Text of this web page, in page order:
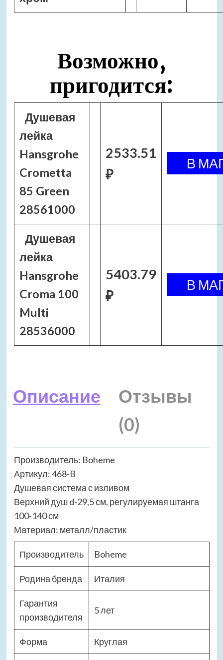
Возможно,
пригодится:
Душевая
лейка
Hansgrohe
Crometta
85 Green
28561000
2533.51
₽
Душевая
лейка
Hansgrohe
Croma 100
Multi
28536000
5403.79
₽
Описание
Отзывы
(0)
Производитель: Boheme
Артикул: 468-B
Душевая система с изливом
Верхний душ d-29,5 см, регулируемая штанга
100-140 см
Материал: металл/пластик
Производитель Boheme
Родина бренда Италия
Гарантия
производителя
5 лет
Форма Круглая